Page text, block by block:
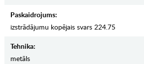
Paskaidrojums:
izstrādājumu kopējais svars 224.75
Tehnika:
metāls